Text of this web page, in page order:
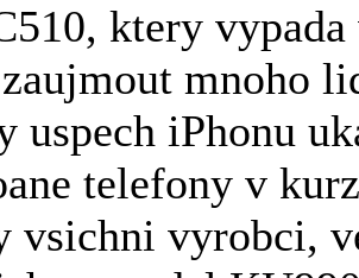
ktery
mnoho
uspech iPhonu
telefony v
vsichni vyrobci,